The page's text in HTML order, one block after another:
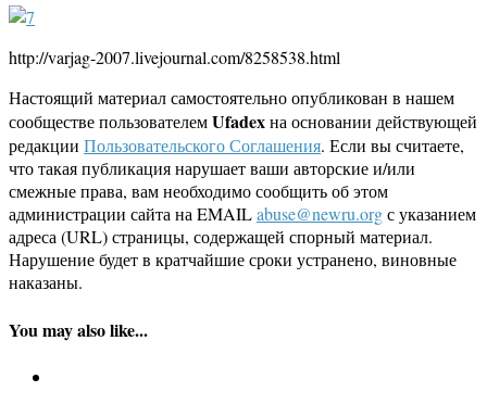
http://varjag-2007.livejournal.com/8258538.html
Настоящий материал самостоятельно опубликован в нашем
сообществе пользователемUfadexна основании действующей
редакции Пользовательского Соглашения. Если вы считаете,
что такая публикация нарушает ваши авторские и/или
смежные права, вам необходимо сообщить об этом
администрации сайта на EMAILabuse@newru.orgс указанием
адреса (URL) страницы, содержащей спорный материал.
Нарушение будет в кратчайшие сроки устранено, виновные
наказаны.
You may also like...